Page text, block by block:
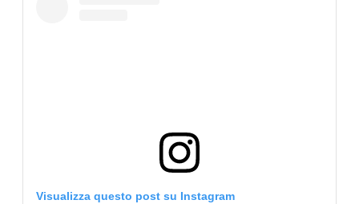
Visualizza questo post su Instagram